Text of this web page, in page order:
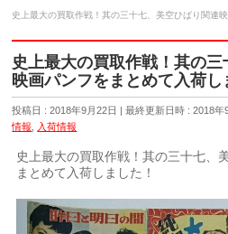
史上最大の買取作戦！其の三十七、美空ひばり関連
史上最大の買取作戦！其の
映画パンフをまとめて入荷し
投稿日 : 2018年9月22日 最終更新日時 : 2018年
情報, 入荷情報
史上最大の買取作戦！其の三十七、
まとめて入荷しました！